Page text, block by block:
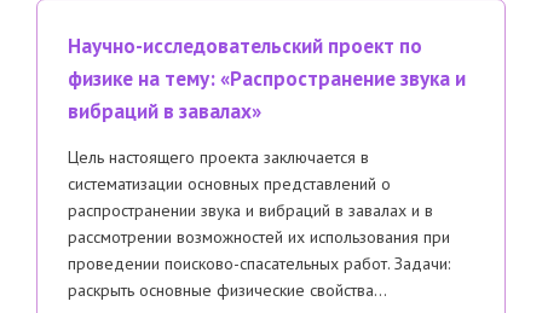
Научно-исследовательский проект по
физике на тему: «Распространение звука и
вибраций в завалах»
Цель настоящего проекта заключается в
систематизации основных представлений о
распространении звука и вибраций в завалах и в
рассмотрении возможностей их использования при
проведении поисково-спасательных работ. Задачи:
раскрыть основные физические свойства…